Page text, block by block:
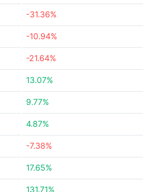
-31.36%
-10.94%
-21.64%
13.07%
9.77%
4.87%
-7.38%
17.65%
131.71%